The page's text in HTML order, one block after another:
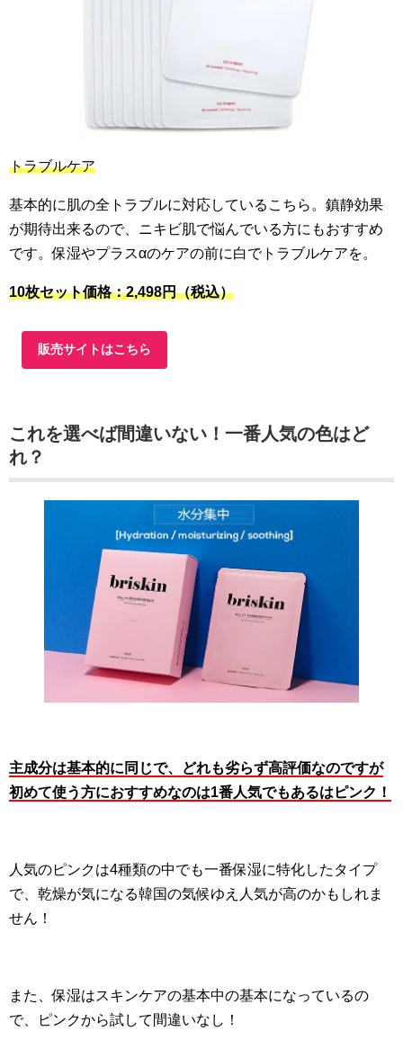
トラブルケア
基本的に肌の全トラブルに対応しているこちら。鎮静効果
が期待出来るので、ニキビ肌で悩んでいる方にもおすすめ
です。保湿やプラスαのケアの前に白でトラブルケアを。
10枚セット価格：2,498円（税込）
販売サイトはこちら
これを選べば間違いない！一番人気の色はど
れ？
主成分は基本的に同じで、どれも劣らず高評価なのですが
初めて使う方におすすめなのは1番人気でもあるはピンク！
人気のピンクは4種類の中でも一番保湿に特化したタイプ
で、乾燥が気になる韓国の気候ゆえ人気が高のかもしれま
せん！
また、保湿はスキンケアの基本中の基本になっているの
で、ピンクから試して間違いなし！